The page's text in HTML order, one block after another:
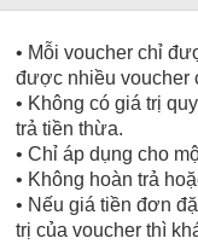
• Mỗi voucher chỉ
được nhiều voucher
• Không có giá trị
trả tiền thừa.
• Chỉ áp dụng cho
• Không hoàn trả
• Nếu giá tiền đơn
trị của voucher thì